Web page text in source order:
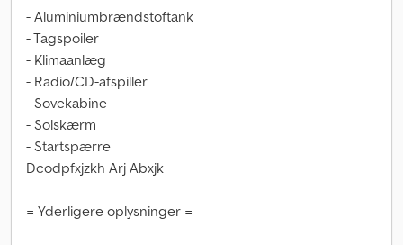
- Aluminiumbrændstoftank
- Tagspoiler
- Klimaanlæg
- Radio/CD-afspiller
- Sovekabine
- Solskærm
- Startspærre
Dcodpfxjzkh Arj Abxjk
= Yderligere oplysninger =